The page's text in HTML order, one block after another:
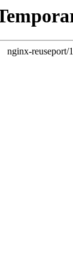
nginx-reuseport/